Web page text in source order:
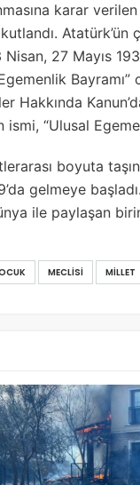
karar
27 Mayıs
Hakkında
ismi, “Ulusal
boyuta
gelmeye
ile paylaşan
MECLISI MILLET